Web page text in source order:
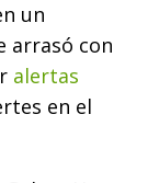
un
arrasó con
alertas
en el